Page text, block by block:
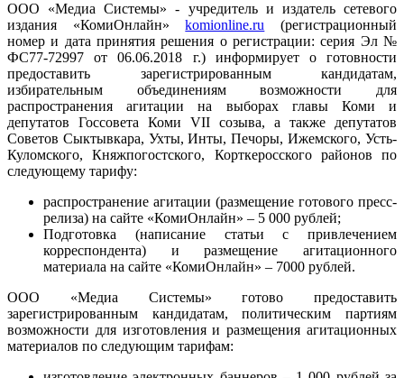
ООО «Медиа Системы» - учредитель и издатель сетевого
издания «КомиОнлайн»komionline.ru (регистрационный
номер и дата принятия решения о регистрации: серия Эл №
ФС77-72997 от 06.06.2018 г.) информирует о готовности
предоставить зарегистрированным кандидатам,
избирательным объединениям возможности для
распространения агитации на выборах главы Коми и
депутатов Госсовета Коми VII созыва, а также депутатов
Советов Сыктывкара, Ухты, Инты, Печоры, Ижемского, Усть-
Куломского, Княжпогостского, Корткеросского районов по
следующему тарифу:
распространение агитации (размещение готового пресс-
релиза) на сайте «КомиОнлайн» – 5 000 рублей;
Подготовка (написание статьи с привлечением
корреспондента) и размещение агитационного
материала на сайте «КомиОнлайн» – 7000 рублей.
ООО «Медиа Системы» готово предоставить
зарегистрированным кандидатам, политическим партиям
возможности для изготовления и размещения агитационных
материалов по следующим тарифам: